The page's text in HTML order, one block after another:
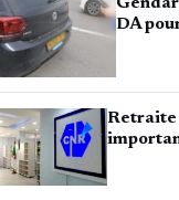
DA
Retraite